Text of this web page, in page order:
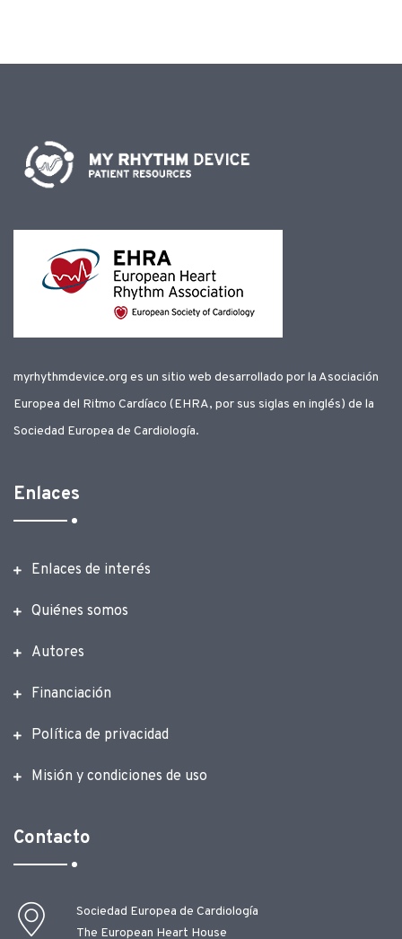
myrhythmdevice.org es un sitio web desarrollado por la Asociación
Europea del Ritmo Cardíaco (EHRA, por sus siglas en inglés) de la
Sociedad Europea de Cardiología.
Enlaces
Enlaces de interés
Quiénes somos
Autores
Financiación
Política de privacidad
Misión y condiciones de uso
Contacto
Sociedad Europea de Cardiología
The European Heart House